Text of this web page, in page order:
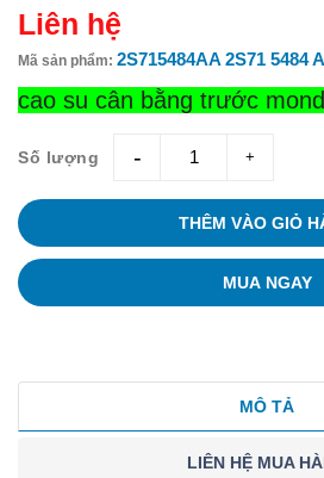
Liên hệ
Mã sản phẩm: 2S715484AA 2S71 5484
cao su cân bằng trước
Số lượng giam tang
THÊM VÀO GIỎ
MUA NGAY
MÔ TẢ
LIÊN HỆ MUA